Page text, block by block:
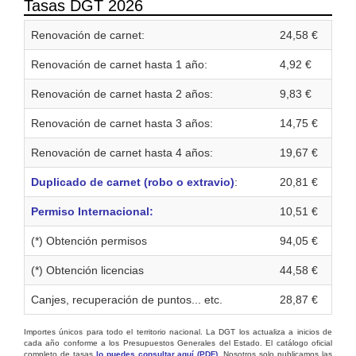
Tasas DGT 2026
Renovación de carnet: 24,58 €
Renovación de carnet hasta 1 año: 4,92 €
Renovación de carnet hasta 2 años: 9,83 €
Renovación de carnet hasta 3 años: 14,75 €
Renovación de carnet hasta 4 años: 19,67 €
Duplicado de carnet (robo o extravio): 20,81 €
Permiso Internacional: 10,51 €
(*) Obtención permisos 94,05 €
(*) Obtención licencias 44,58 €
Canjes, recuperación de puntos... etc. 28,87 €
Importes únicos para todo el territorio nacional. La DGT los actualiza a inicios de
cada año conforme a los Presupuestos Generales del Estado. El catálogo oficial
completo de tasas lo puedes consultar aquí (PDF) . Nosotros solo publicamos las